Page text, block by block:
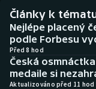
Basketbal
Biatlon
Boby a skeleton
Historické
Aplikace ČT sport
AZ kvíz
Články k
Nejlépe placený
podle Forbesu
Před 8 hod
Česká
medaile si
Aktualizováno před 11 hod